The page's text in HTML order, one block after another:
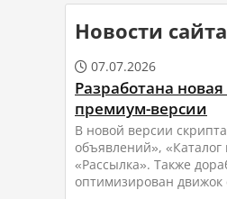
Новости сайта
 07.07.2026
Разработана
премиум-версии
В новой версии
объявлений»,
«Рассылка». Также
оптимизирован движок